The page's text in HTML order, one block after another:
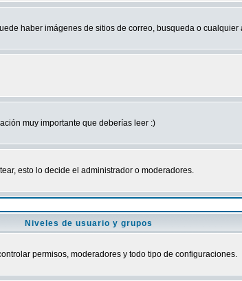
haber imágenes de sitios de correo, busqueda o cualquier
muy importante que deberías leer :)
esto lo decide el administrador o moderadores.
Niveles de usuario y grupos
permisos, moderadores y todo tipo de configuraciones.